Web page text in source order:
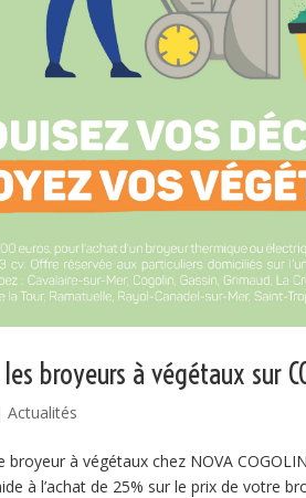
broyeurs à végétaux sur
Actualités
broyeur à végétaux chez NOVA
à l’achat de 25% sur le prix de votre